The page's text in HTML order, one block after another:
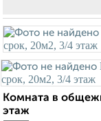
Комната в
этаж